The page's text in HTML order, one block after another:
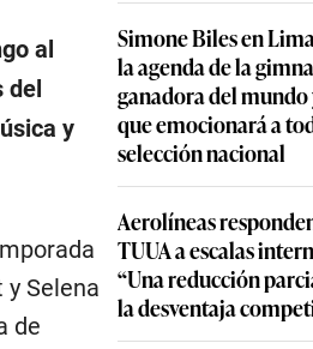
al
del
y
Selena
de
Simone Biles en
la agenda de la
ganadora del
que emocionará a
selección nacional
Aerolíneas
TUUA a escalas
“Una reducción
la desventaja